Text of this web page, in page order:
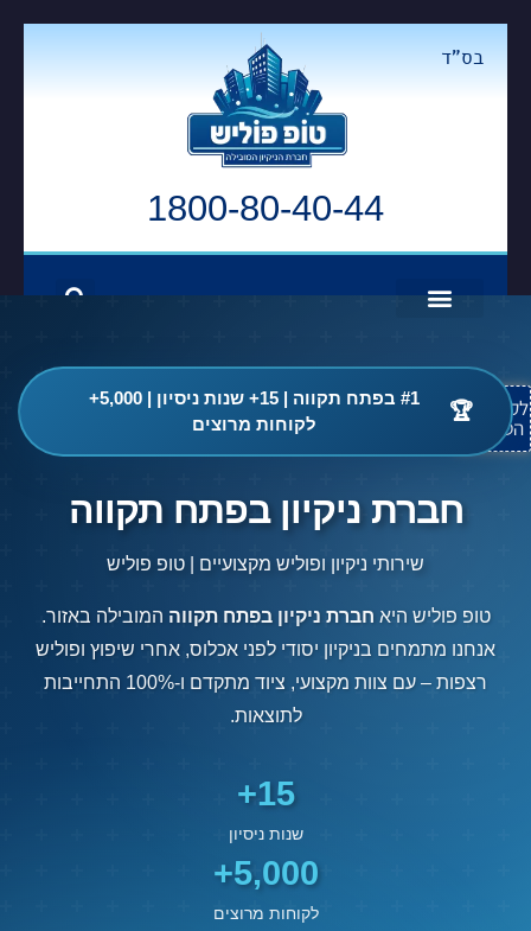
בס"ד
1800-80-40-44
לקבלת
הטבה
🏆
#1 בפתח תקווה | 15+ שנות ניסיון | 5,000+
לקוחות מרוצים
חברת ניקיון בפתח תקווה
שירותי ניקיון ופוליש מקצועיים | טופ פוליש
טופ פוליש היא חברת ניקיון בפתח תקווה המובילה באזור.
אנחנו מתמחים בניקיון יסודי לפני אכלוס, אחרי שיפוץ ופוליש
רצפות – עם צוות מקצועי, ציוד מתקדם ו-100% התחייבות
לתוצאות.
15+
שנות ניסיון
5,000+
לקוחות מרוצים